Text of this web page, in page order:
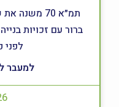
תמ״א 70
ברור עם זכויות
לפני
למעבר